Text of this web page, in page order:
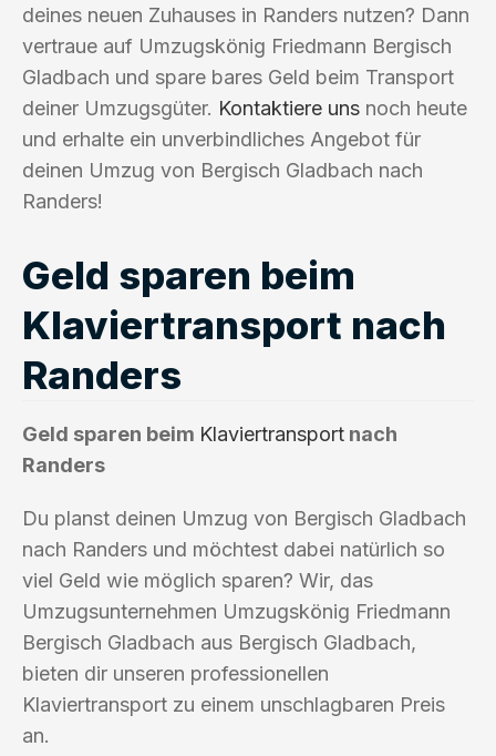
deines neuen Zuhauses in Randers nutzen? Dann
vertraue auf Umzugskönig Friedmann Bergisch
Gladbach und spare bares Geld beim Transport
deiner Umzugsgüter. Kontaktiere uns noch heute
und erhalte ein unverbindliches Angebot für
deinen Umzug von Bergisch Gladbach nach
Randers!
Geld sparen beim
Klaviertransport nach
Randers
Geld sparen beim Klaviertransport nach
Randers
Du planst deinen Umzug von Bergisch Gladbach
nach Randers und möchtest dabei natürlich so
viel Geld wie möglich sparen? Wir, das
Umzugsunternehmen Umzugskönig Friedmann
Bergisch Gladbach aus Bergisch Gladbach,
bieten dir unseren professionellen
Klaviertransport zu einem unschlagbaren Preis
an.